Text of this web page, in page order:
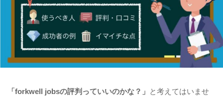
「forkwell jobsの評判っていいのかな？」
と考えてはいませ